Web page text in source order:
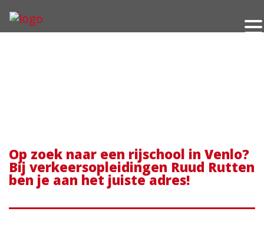
Op zoek naar een rijschool in Venlo?
Bij verkeersopleidingen Ruud Rutten
ben je aan het juiste adres!